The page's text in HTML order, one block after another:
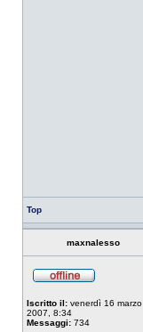
Top
maxnalesso
Iscritto il: venerdì 16 marzo
2007, 8:34
Messaggi: 734